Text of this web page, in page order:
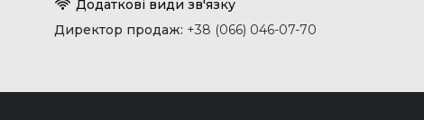
Директор продаж +38 (066) 046-07-70